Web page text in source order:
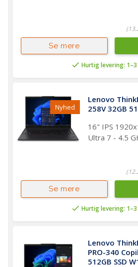
Hurtig levering:
Se mere
Nyhed
Lenovo
258V 32GB
16" IPS
Ultra 7 - 4.5
Hurtig levering:
Se mere
Lenovo
PRO-340
512GB SSD